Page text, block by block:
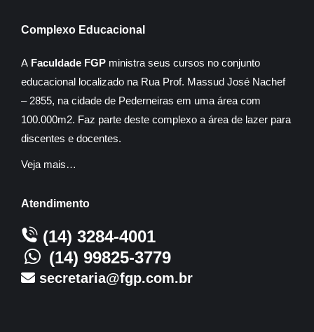
Complexo Educacional
A Faculdade FGP ministra seus cursos no conjunto
educacional localizado na Rua Prof. Massud José Nachef
– 2855, na cidade de Pederneiras em uma área com
100.000m2. Faz parte deste complexo a área de lazer para
discentes e docentes.
Veja mais…
Atendimento
(14) 3284-4001
(14) 99825-3779
secretaria@fgp.com.br